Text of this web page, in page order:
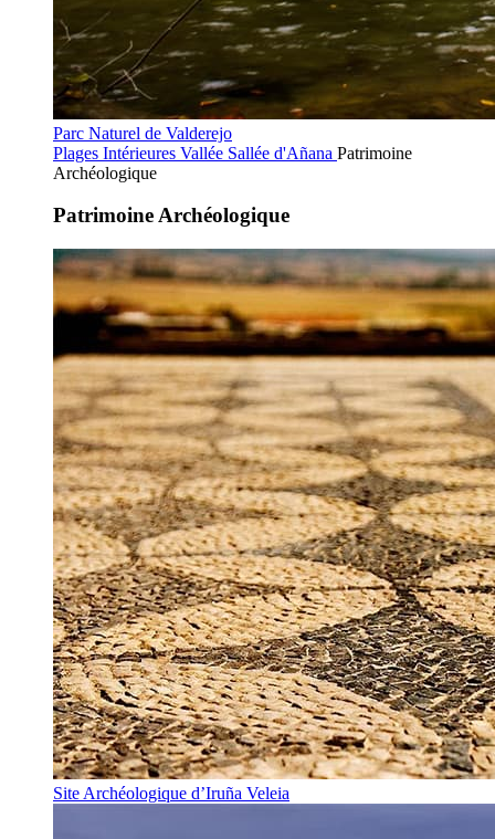
Parc Naturel de Valderejo
Plages Intérieures Vallée Sallée d'Añana Patrimoine
Archéologique
Patrimoine Archéologique
Site Archéologique d’Iruña Veleia